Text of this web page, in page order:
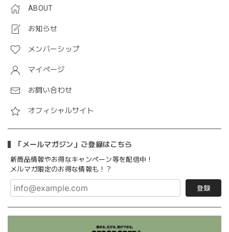
ABOUT
お知らせ
メンバーシップ
マイページ
お問い合わせ
オフィシャルサイト
「メールマガジン」ご登録はこちら
新商品情報やお得なキャンペーン等を配信中！
メルマガ限定のお得な情報も！？
登録